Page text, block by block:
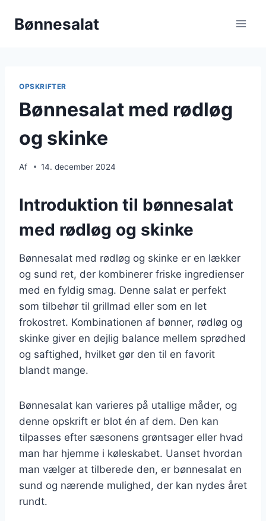
Bønnesalat
OPSKRIFTER
Bønnesalat med rødløg
og skinke
Af 14. december 2024
Introduktion til bønnesalat
med rødløg og skinke
Bønnesalat med rødløg og skinke er en lækker
og sund ret, der kombinerer friske ingredienser
med en fyldig smag. Denne salat er perfekt
som tilbehør til grillmad eller som en let
frokostret. Kombinationen af bønner, rødløg og
skinke giver en dejlig balance mellem sprødhed
og saftighed, hvilket gør den til en favorit
blandt mange.
Bønnesalat kan varieres på utallige måder, og
denne opskrift er blot én af dem. Den kan
tilpasses efter sæsonens grøntsager eller hvad
man har hjemme i køleskabet. Uanset hvordan
man vælger at tilberede den, er bønnesalat en
sund og nærende mulighed, der kan nydes året
rundt.